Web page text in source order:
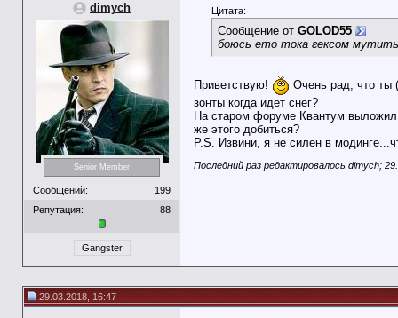
dimych
Senior Member
Сообщений:
199
Репутация:
88
Gangster
Цитата:
Сообщение от GOLOD55
боюсь ето тока гексом мутить
Приветствую!
Очень рад, что
зонты когда идет снег?
На старом форуме Квантум выложил
же этого добиться?
P.S. Извини, я не силен в
Последний раз редактировалось dimych;
29.03.2018, 16:47